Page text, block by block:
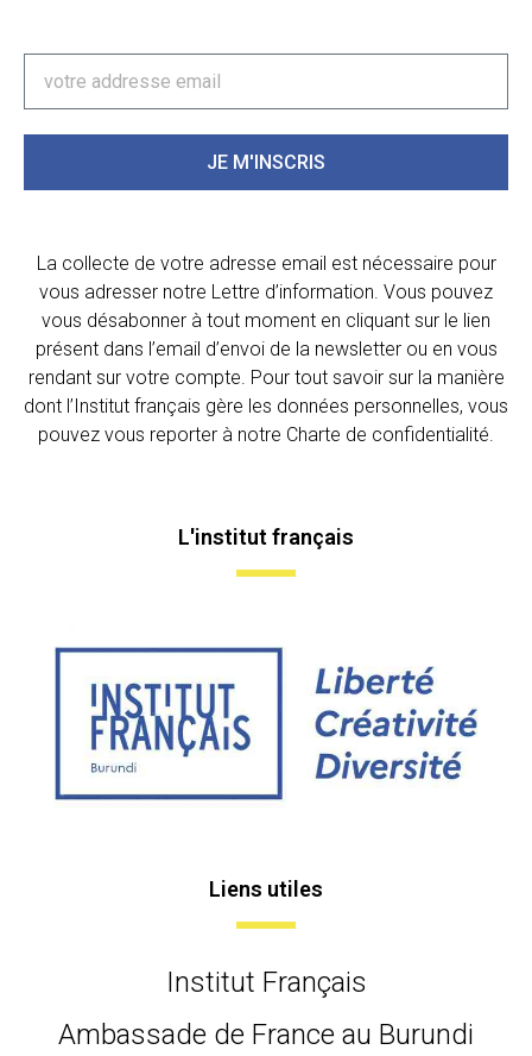
JE M'INSCRIS
La collecte de votre adresse email est nécessaire pour
vous adresser notre Lettre d’information. Vous pouvez
vous désabonner à tout moment en cliquant sur le lien
présent dans l’email d’envoi de la newsletter ou en vous
rendant sur votre compte. Pour tout savoir sur la manière
dont l’Institut français gère les données personnelles, vous
pouvez vous reporter à notre Charte de confidentialité.
L'institut français
Liens utiles
Institut Français
Ambassade de France au Burundi